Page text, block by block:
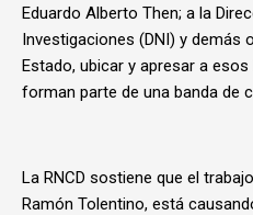
Eduardo Alberto Then; a la
Investigaciones (DNI) y demás
Estado, ubicar y apresar a
forman parte de una banda de
La RNCD sostiene que el
Ramón Tolentino, está